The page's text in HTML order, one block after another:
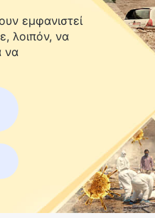
εμφανιστεί
λοιπόν, να
να